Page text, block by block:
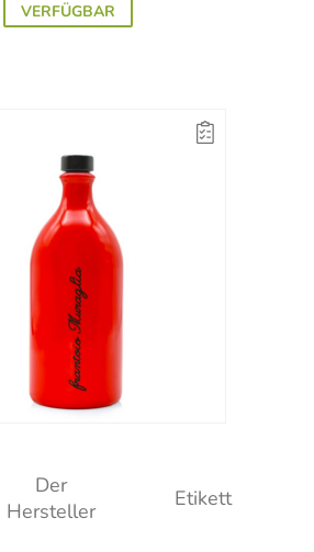
VERFÜGBAR
Der
Hersteller
Etikett